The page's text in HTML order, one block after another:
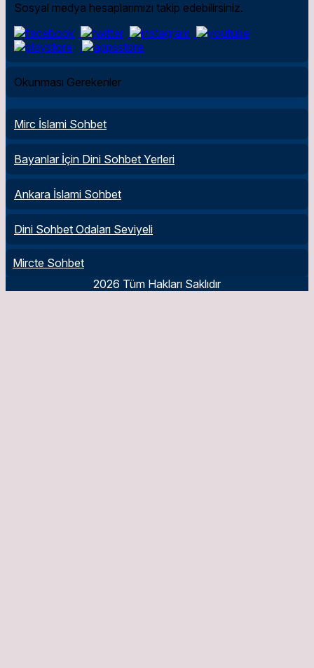
Sosyal medya hesaplarımızı takip edebilirsiniz.
Okunması Gerekenler
Mirc İslami Sohbet
Bayanlar İçin Dini Sohbet Yerleri
Ankara İslami Sohbet
Dini Sohbet Odaları Seviyeli
Mircte Sohbet
2026 Tüm Hakları Saklıdır